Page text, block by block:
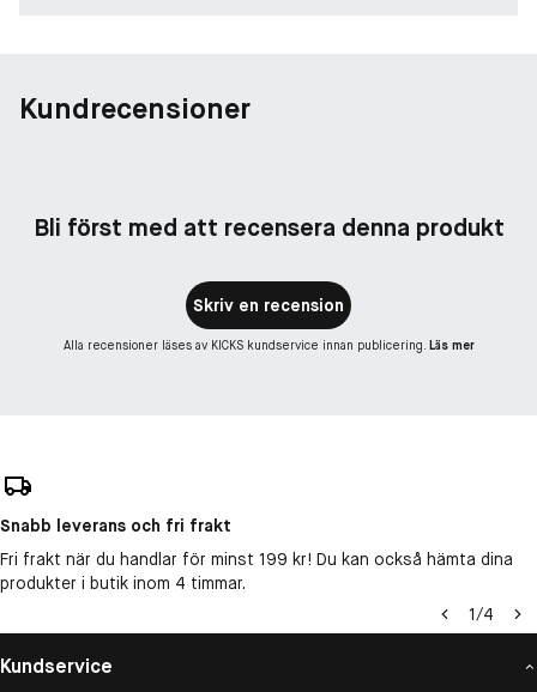
Kundrecensioner
Bli först med att recensera denna produkt
Skriv en recension
Alla recensioner läses av KICKS kundservice innan publicering. Läs mer
Snabb leverans och fri frakt
Fri frakt när du handlar för minst 199 kr! Du kan också hämta dina
produkter i butik inom 4 timmar.
1/4
Kundservice